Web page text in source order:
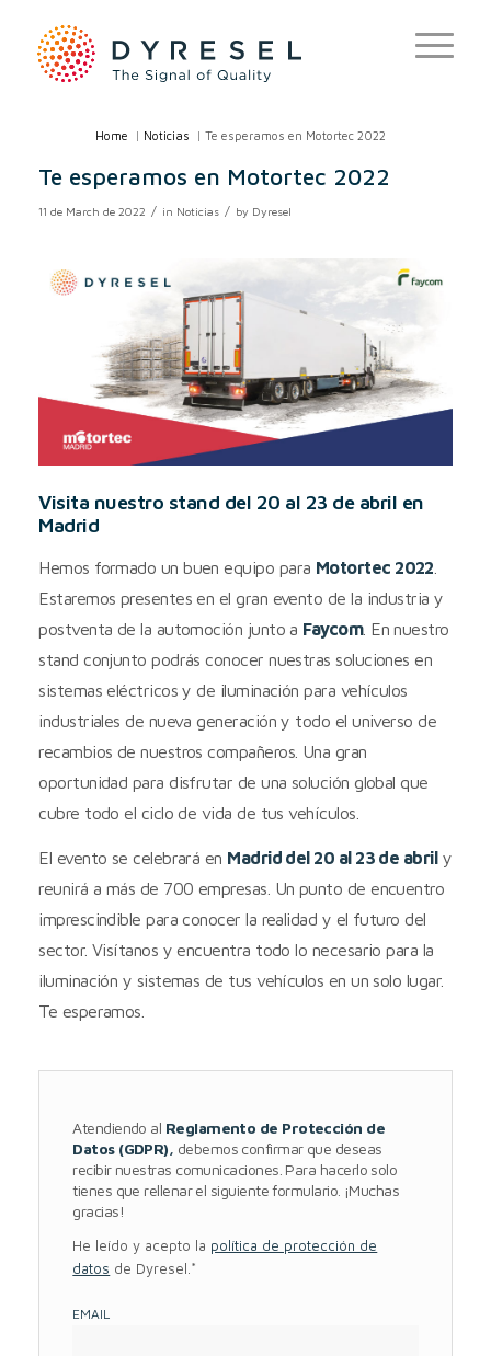
Home Noticias /Te esperamos en Motortec 2022
Te esperamos en Motortec 2022
11 de March de 2022 / in Noticias / by Dyresel
Visita nuestro stand del 20 al 23 de abril en
Madrid
Hemos formado un buen equipo para Motortec 2022
Estaremos presentes en el gran evento de la industria y
postventa de la automoción junto a Faycom. En nuestro
stand conjunto podrás conocer nuestras soluciones en
sistemas eléctricos y de iluminación para vehículos
industriales de nueva generación y todo el universo de
recambios de nuestros compañeros. Una gran
oportunidad para disfrutar de una solución global que
cubre todo el ciclo de vida de tus vehículos.
El evento se celebrará en Madrid del 20 al 23 de abril y
reunirá a más de 700 empresas. Un punto de encuentro
imprescindible para conocer la realidad y el futuro del
sector. Visítanos y encuentra todo lo necesario para la
iluminación y sistemas de tus vehículos en un solo lugar.
Te esperamos.
Atendiendo al Reglamento de Protección de
Datos (GDPR), debemos confirmar que deseas
recibir nuestras comunicaciones. Para hacerlo solo
tienes que rellenar el siguiente formulario. ¡Muchas
gracias!
He leído y acepto la política de protección de
datos de Dyresel.*
EMAIL